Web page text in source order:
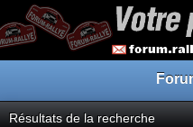
Résultats de la recherche